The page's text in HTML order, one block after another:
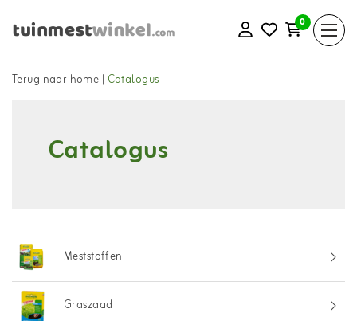
0
Terug naar home |Catalogus
Catalogus
Meststoffen
Graszaad